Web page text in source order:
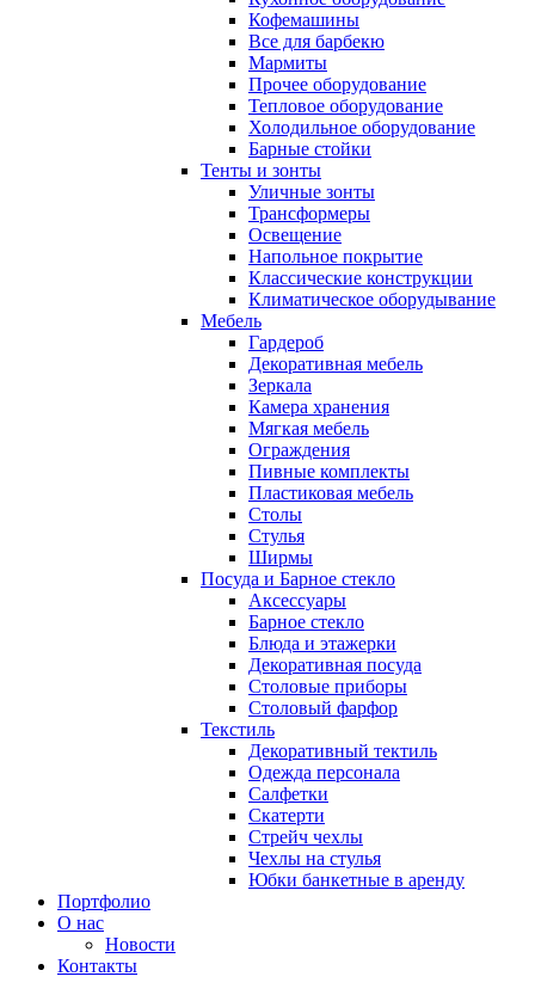
Кофемашины
Все для барбекю
Мармиты
Прочее оборудование
Тепловое оборудование
Холодильное оборудование
Барные стойки
Тенты и зонты
Уличные зонты
Трансформеры
Освещение
Напольное покрытие
Классические конструкции
Климатическое оборудывание
Мебель
Гардероб
Декоративная мебель
Зеркала
Камера хранения
Мягкая мебель
Ограждения
Пивные комплекты
Пластиковая мебель
Столы
Стулья
Ширмы
Посуда и Барное стекло
Аксессуары
Барное стекло
Блюда и этажерки
Декоративная посуда
Столовые приборы
Столовый фарфор
Текстиль
Декоративный тектиль
Одежда персонала
Салфетки
Скатерти
Стрейч чехлы
Чехлы на стулья
Юбки банкетные в аренду
Портфолио
О нас
Новости
Контакты